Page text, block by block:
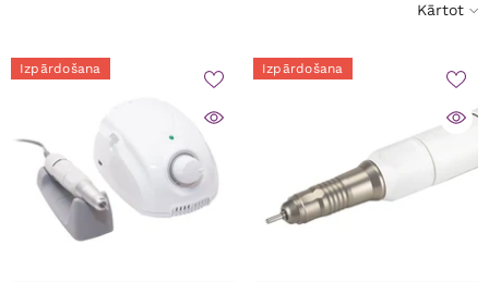
Kārtot
Izpārdošana Izpārdošana